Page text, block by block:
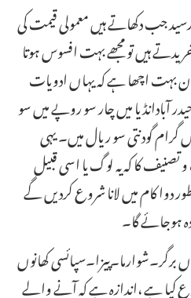
جب دکھاتے ہیں معمولی قیمت کی
ہیں تو مجھے بہت افسوس ہوتا
بہت اچھا ہے کہ یہاں ادویات
آبادانڈیا میں چار سو روپے میں سو
گودنتی سو ریال میں۔ یہی
کا کہ یہ لوگ یا اسی قبیل
کام میں لانا شروع کردیں گے
ہوجائے گا۔
کھانوں
کیا ہے ،اندازہ ہے کہ آنے والے